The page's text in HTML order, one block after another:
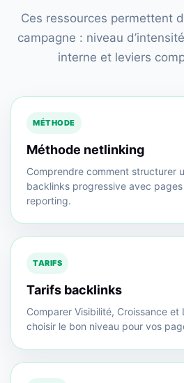
Ces ressources permettent
campagne : niveau
interne et leviers
MÉTHODE
Méthode netlinking
Comprendre comment structurer
backlinks progressive avec
reporting.
TARIFS
Tarifs backlinks
Comparer Visibilité, Croissance
choisir le bon niveau pour vos